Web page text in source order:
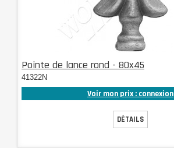
Pointe de lance rond - 80x45
41322N
Voir mon prix : connexion
DÉTAILS